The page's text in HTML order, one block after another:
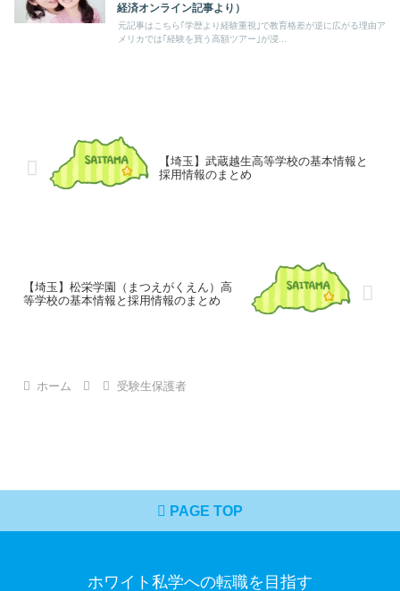
経済オンライン記事より）
元記事はこちら｢学歴より経験重視｣で教育格差が逆に広がる理由ア
メリカでは｢経験を買う高額ツアー｣が浸...
【埼玉】武蔵越生高等学校の基本情報と
採用情報のまとめ
【埼玉】松栄学園（まつえがくえん）高
等学校の基本情報と採用情報のまとめ
ホーム 受験生保護者
PAGE TOP
ホワイト私学への転職を目指す